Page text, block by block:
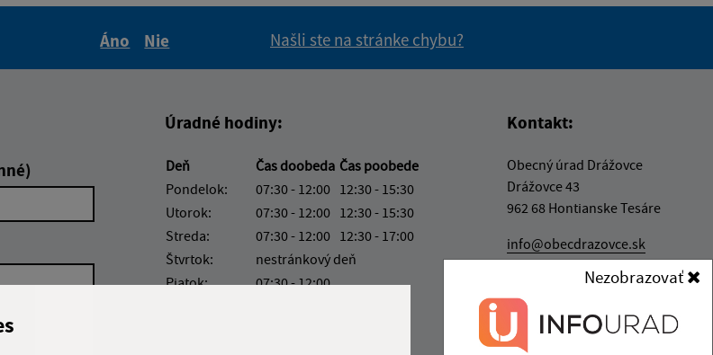
Nezobrazovať
Áno
Nie
Našli ste na stránke chybu?
Úradné hodiny:
Deň Čas doobeda Čas poobede
Pondelok:
07:30 - 12:00 12:30 - 15:30
Utorok:
07:30 - 12:00 12:30 - 15:30
Streda:
07:30 - 12:00 12:30 - 17:00
Štvrtok:
nestránkový deň
Piatok:
07:30 - 12:00
Kontakt:
Obecný úrad Drážovce
Drážovce 43
962 68 Hontianske Tesáre
info@obecdrazovce.sk
+421 45 559 61 31
IČO: 00649295